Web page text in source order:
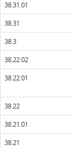
38.31.01
38.31
38.3
38.22.02
38.22.01
38.22
38.21.01
38.21